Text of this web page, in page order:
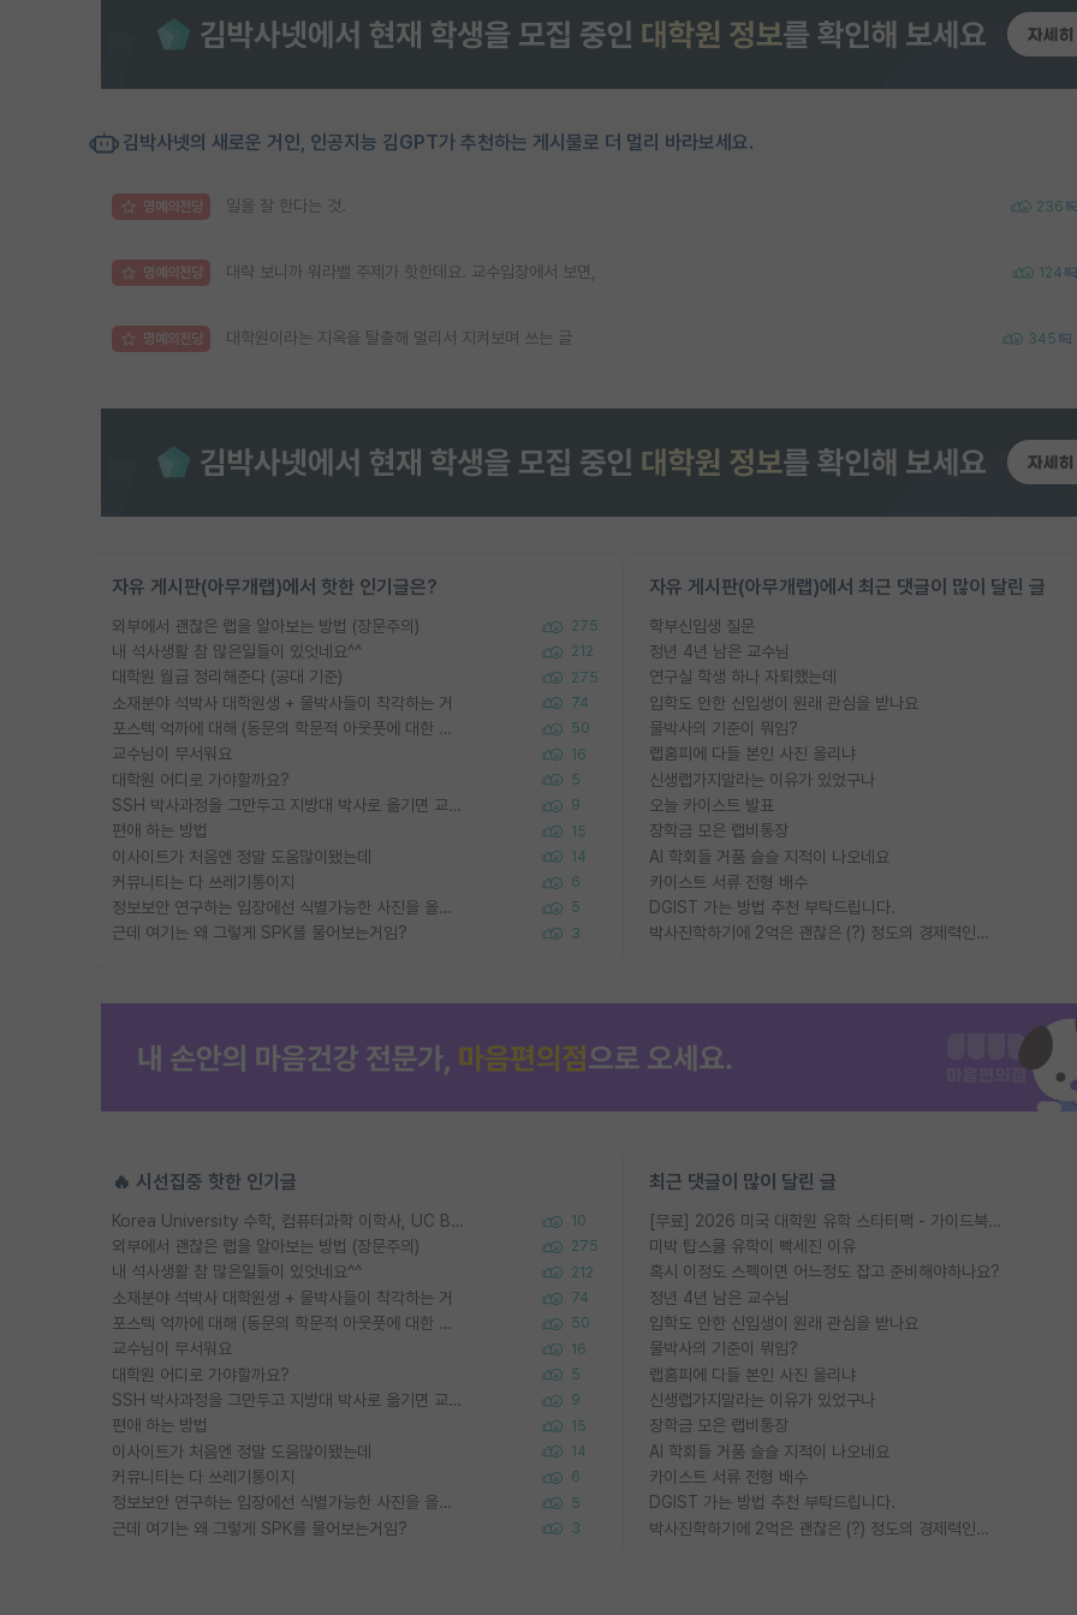
김박사넷의 새로운 거인, 인공지능 김GPT가 추천하는 게시물로 더 멀리 바라보세요.
명예의전당 일을 잘 한다는 것. 236
명예의전당 대략 보니까 워라밸 주제가 핫한데요. 교수입장에서 보면, 124
명예의전당 대학원이라는 지옥을 탈출해 멀리서 지켜보며 쓰는 글 345
자유 게시판(아무개랩)에서 핫한 인기글은?
외부에서 괜찮은 랩을 알아보는 방법 (장문주의) 275
내 석사생활 참 많은일들이 있엇네요^^ 212
대학원 월급 정리해준다 (공대 기준) 275
소재분야 석박사 대학원생 + 물박사들이 착각하는 거 74
포스텍 억까에 대해 (동문의 학문적 아웃풋에 대한 반박) 50
교수님이 무서워요 16
대학원 어디로 가야할까요? 5
SSH 박사과정을 그만두고 지방대 박사로 옮기면 교수의 꿈은 끝일까요? 9
편애 하는 방법 15
이사이트가 처음엔 정말 도움많이됐는데 14
커뮤니티는 다 쓰레기통이지 6
정보보안 연구하는 입장에선 식별가능한 사진을 올리는건 비추이긴함 5
근데 여기는 왜 그렇게 SPK를 물어보는거임? 3
자유 게시판(아무개랩)에서 최근 댓글이 많이 달린 글
학부신입생 질문
정년 4년 남은 교수님
연구실 학생 하나 자퇴했는데
입학도 안한 신입생이 원래 관심을 받나요
물박사의 기준이 뭐임?
랩홈피에 다들 본인 사진 올리냐
신생랩가지말라는 이유가 있었구나
오늘 카이스트 발표
장학금 모은 랩비통장
AI 학회들 거품 슬슬 지적이 나오네요
카이스트 서류 전형 배수
DGIST 가는 방법 추천 부탁드립니다.
박사진학하기에 2억은 괜찮은 (?) 정도의 경제력인가요
🔥 시선집중 핫한 인기글
Korea University 수학, 컴퓨터과학 이학사, UC Berkeley 산업공학 대학원 공학박사가 되는 것은 쉽지 않겠죠? 10
외부에서 괜찮은 랩을 알아보는 방법 (장문주의) 275
내 석사생활 참 많은일들이 있엇네요^^ 212
소재분야 석박사 대학원생 + 물박사들이 착각하는 거 74
포스텍 억까에 대해 (동문의 학문적 아웃풋에 대한 반박) 50
교수님이 무서워요 16
대학원 어디로 가야할까요? 5
SSH 박사과정을 그만두고 지방대 박사로 옮기면 교수의 꿈은 끝일까요? 9
편애 하는 방법 15
이사이트가 처음엔 정말 도움많이됐는데 14
커뮤니티는 다 쓰레기통이지 6
정보보안 연구하는 입장에선 식별가능한 사진을 올리는건 비추이긴함 5
근데 여기는 왜 그렇게 SPK를 물어보는거임? 3
최근 댓글이 많이 달린 글
[무료] 2026 미국 대학원 유학 스타터팩 - 가이드북 & 합격자 컨택메일 템플릿
미박 탑스쿨 유학이 빡세진 이유
혹시 이정도 스펙이면 어느정도 잡고 준비해야하나요?
정년 4년 남은 교수님
입학도 안한 신입생이 원래 관심을 받나요
물박사의 기준이 뭐임?
랩홈피에 다들 본인 사진 올리냐
신생랩가지말라는 이유가 있었구나
장학금 모은 랩비통장
AI 학회들 거품 슬슬 지적이 나오네요
카이스트 서류 전형 배수
DGIST 가는 방법 추천 부탁드립니다.
박사진학하기에 2억은 괜찮은 (?) 정도의 경제력인가요